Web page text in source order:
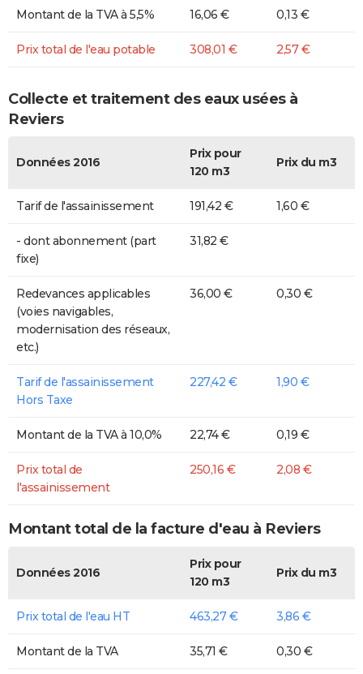
Montant de la TVA à 5,5% 16,06 € 0,13 €
Prix total de l'eau potable 308,01 € 2,57 €
Collecte et traitement des eaux usées à
Reviers
Données 2016
Prix pour
120 m3
Prix du m3
Tarif de l'assainissement 191,42 € 1,60 €
- dont abonnement (part
fixe)
31,82 €
Redevances applicables
(voies navigables,
modernisation des réseaux,
etc.)
36,00 € 0,30 €
Tarif de l'assainissement
Hors Taxe
227,42 € 1,90 €
Montant de la TVA à 10,0% 22,74 € 0,19 €
Prix total de
l'assainissement
250,16 € 2,08 €
Montant total de la facture d'eau à Reviers
Données 2016
Prix pour
120 m3
Prix du m3
Prix total de l'eau HT 463,27 € 3,86 €
Montant de la TVA 35,71 € 0,30 €